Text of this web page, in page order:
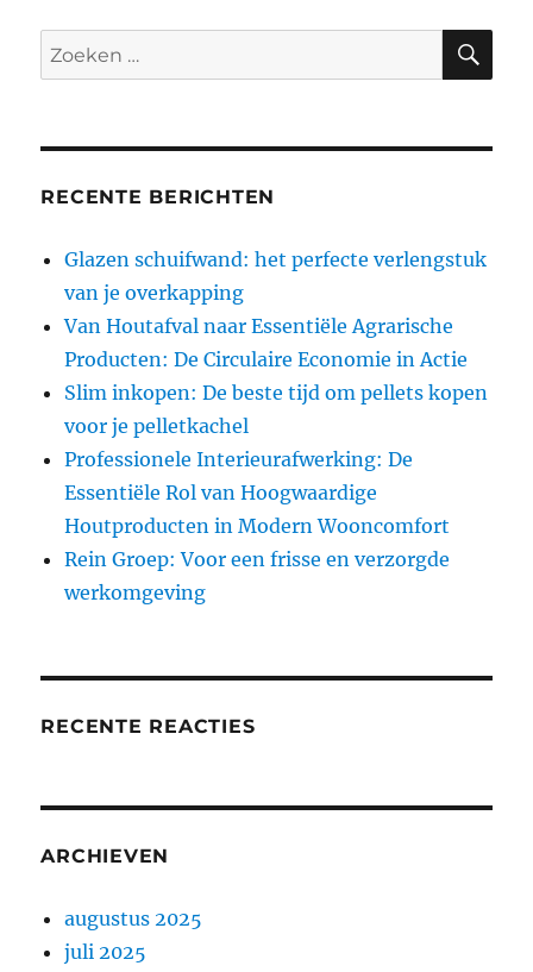
Zoeken
naar:
RECENTE BERICHTEN
Glazen schuifwand: het perfecte verlengstuk
van je overkapping
Van Houtafval naar Essentiële Agrarische
Producten: De Circulaire Economie in Actie
Slim inkopen: De beste tijd om pellets kopen
voor je pelletkachel
Professionele Interieurafwerking: De
Essentiële Rol van Hoogwaardige
Houtproducten in Modern Wooncomfort
Rein Groep: Voor een frisse en verzorgde
werkomgeving
RECENTE REACTIES
ARCHIEVEN
augustus 2025
juli 2025